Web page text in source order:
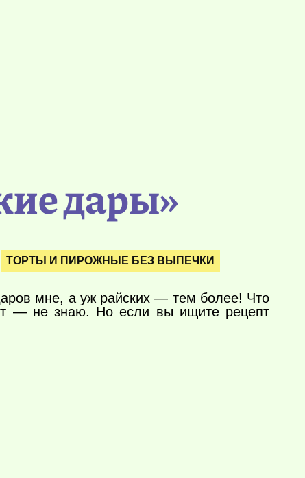
дары»
ТОРТЫ И ПИРОЖНЫЕ БЕЗ ВЫПЕЧКИ
мне, а уж райских — тем более! Что
— не знаю. Но если вы ищите рецепт